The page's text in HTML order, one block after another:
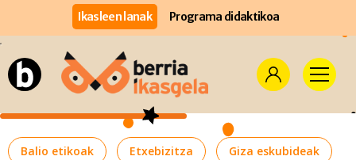
Ikasleen lanak Programa didaktikoa
Balio etikoak Etxebizitza Giza eskubideak